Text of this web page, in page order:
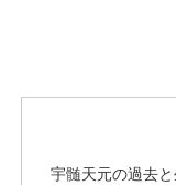
宇髄天元の過去